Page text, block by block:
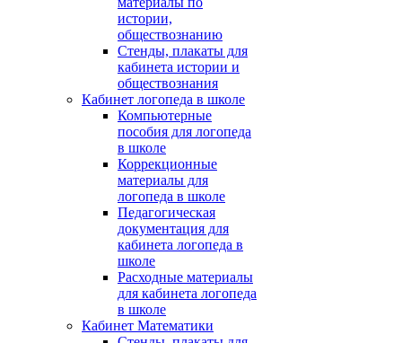
истории,
обществознанию
Стенды, плакаты для
кабинета истории и
обществознания
Кабинет логопеда в школе
Компьютерные
пособия для логопеда
в школе
Коррекционные
материалы для
логопеда в школе
Педагогическая
документация для
кабинета логопеда в
школе
Расходные материалы
для кабинета логопеда
в школе
Кабинет Математики